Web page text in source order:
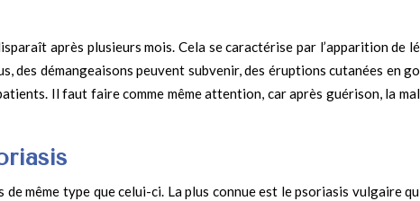
après plusieurs mois. Cela se caractérise par l’apparition de
des démangeaisons peuvent subvenir, des éruptions cutanées en
Il faut faire comme même attention, car après guérison, la
de même type que celui-ci. La plus connue est le psoriasis vulgaire